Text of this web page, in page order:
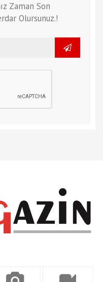
Zaman Son
Olursunuz.!